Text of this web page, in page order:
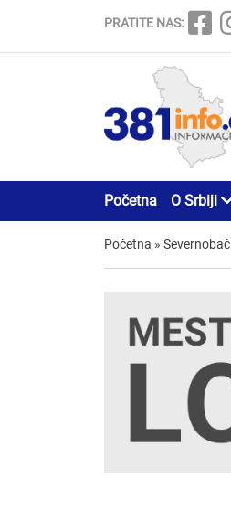
PRATITE NAS:
Početna O Srbiji
Početna »